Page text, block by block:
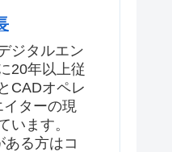
ジタルエン
20年以上従
CADオペレ
ターの現
います。
ある方はコ